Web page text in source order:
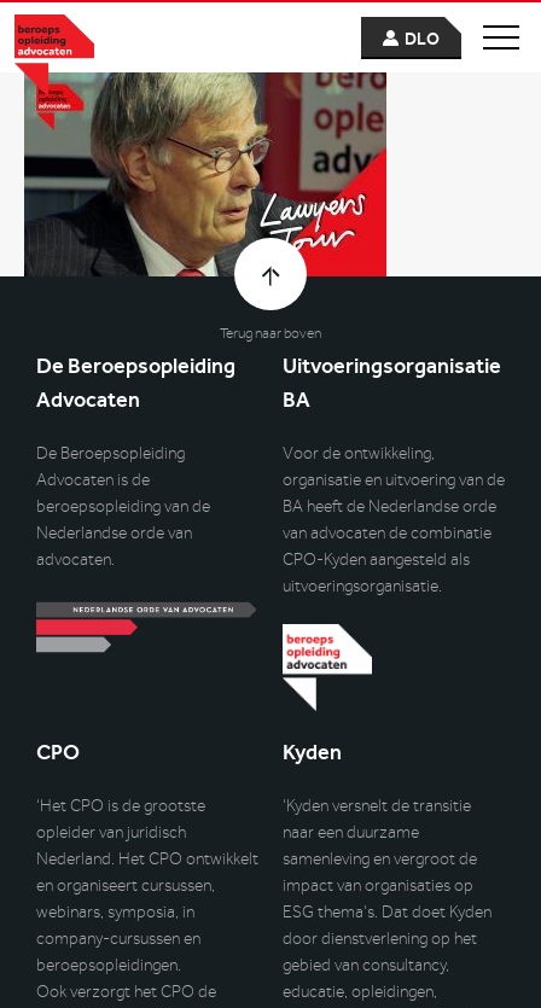
DLO
Terug naar boven
De Beroepsopleiding
Advocaten
De Beroepsopleiding
Advocaten is de
beroepsopleiding van de
Nederlandse orde van
advocaten.
Uitvoeringsorganisatie
BA
Voor de ontwikkeling,
organisatie en uitvoering van de
BA heeft de Nederlandse orde
van advocaten de combinatie
CPO-Kyden aangesteld als
uitvoeringsorganisatie.
CPO
‘Het CPO is de grootste
opleider van juridisch
Nederland. Het CPO ontwikkelt
en organiseert cursussen,
webinars, symposia, in
company-cursussen en
beroepsopleidingen.
Ook verzorgt het CPO de
Kyden
‘Kyden versnelt de transitie
naar een duurzame
samenleving en vergroot de
impact van organisaties op
ESG thema’s. Dat doet Kyden
door dienstverlening op het
gebied van consultancy,
educatie, opleidingen,